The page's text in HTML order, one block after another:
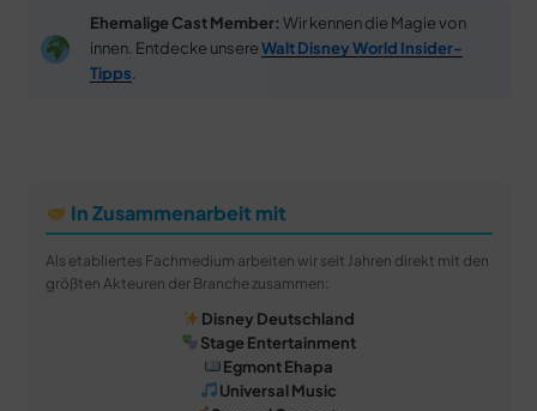
Ehemalige Cast Member: Wir kennen die Magie von
innen. Entdecke unsereWalt Disney World Insider-
Tipps
In Zusammenarbeit mit
Als etabliertes Fachmedium arbeiten wir seit Jahren direkt mit den
größten Akteuren der Branche zusammen:
Disney Deutschland
Stage Entertainment
Egmont Ehapa
Universal Music